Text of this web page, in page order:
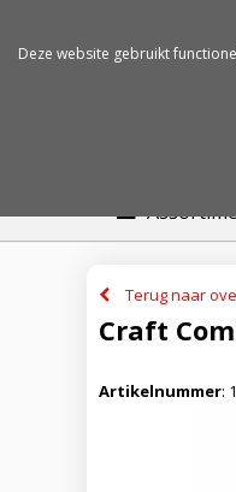
Terug naar
Craft
Artikelnummer:
Deze website gebruikt